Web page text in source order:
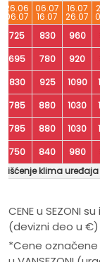
26.06
06.07
06.07
16.07
16.07
26.07
725
830 960
695
780 920
830
925 1090
785
880 1030
785
880 1030
750
840 980
klima
CENE u SEZONI
(devizni deo u €)
*Cene